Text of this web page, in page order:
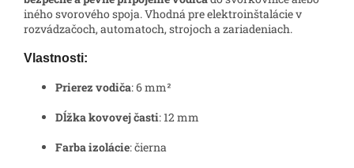
iného svorového spoja. Vhodná pre elektroinštalácie v
rozvádzačoch, automatoch, strojoch a zariadeniach.
Vlastnosti:
Prierez vodiča: 6 mm²
Dĺžka kovovej časti: 12 mm
Farba izolácie: čierna